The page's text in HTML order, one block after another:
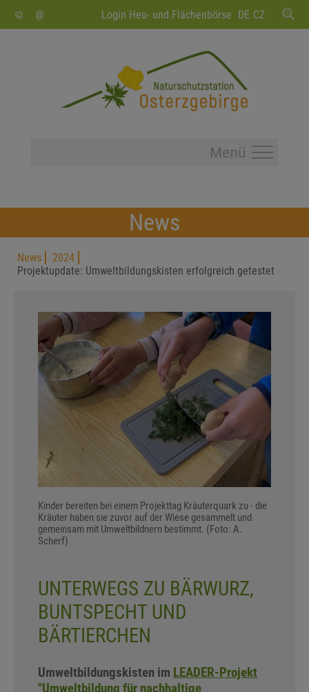
Login Heu- und Flächenbörse DE CZ
News
News
2024
Projektupdate: Umweltbildungskisten erfolgreich getestet
Kinder bereiten bei einem Projekttag Kräuterquark zu - die
Kräuter haben sie zuvor auf der Wiese gesammelt und
gemeinsam mit Umweltbildnern bestimmt. (Foto: A.
Scherf)
UNTERWEGS ZU BÄRWURZ,
BUNTSPECHT UND
BÄRTIERCHEN
Umweltbildungskisten im LEADER-Projekt
"Umweltbildung für nachhaltige